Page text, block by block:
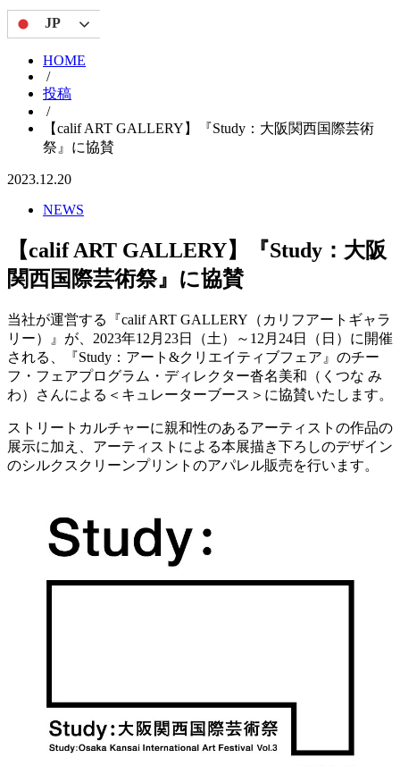
JP
HOME
/
投稿
/
【calif ART GALLERY】『Study：大阪関西国際芸術
祭』に協賛
2023.12.20
NEWS
【calif ART GALLERY】『Study：大阪
関西国際芸術祭』に協賛
当社が運営する『calif ART GALLERY（カリフアートギャラ
リー）』が、2023年12月23日（土）～12月24日（日）に開催
される、『Study：アート&クリエイティブフェア』のチー
フ・フェアプログラム・ディレクター沓名美和（くつな み
わ）さんによる＜キュレーターブース＞に協賛いたします。
ストリートカルチャーに親和性のあるアーティストの作品の
展示に加え、アーティストによる本展描き下ろしのデザイン
のシルクスクリーンプリントのアパレル販売を行います。